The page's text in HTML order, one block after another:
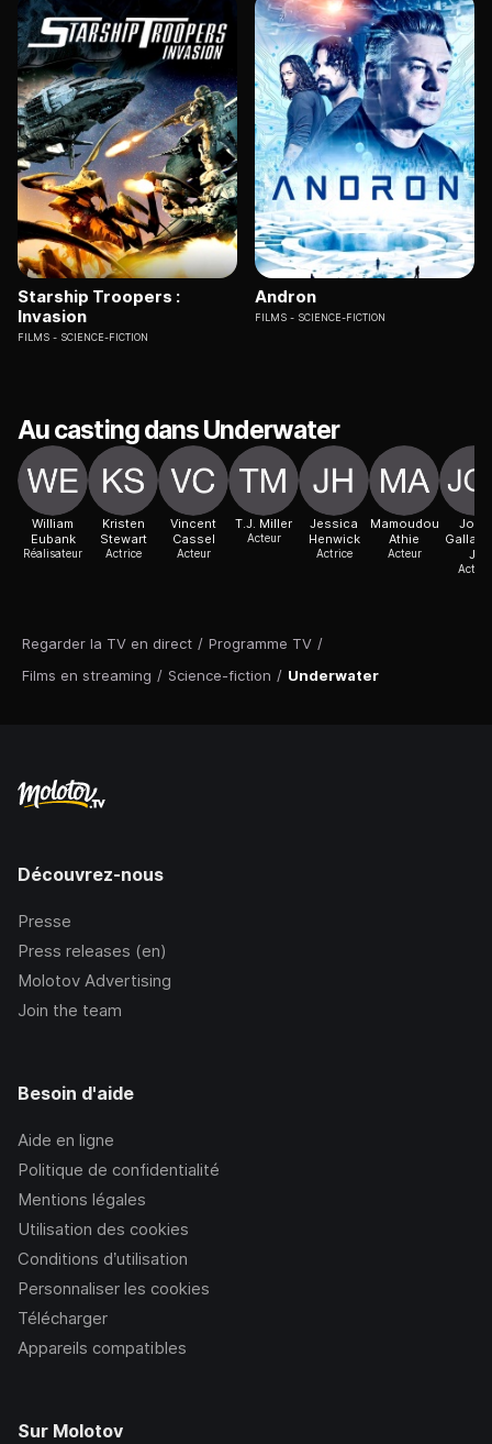
Regarder la TV en direct / Programme TV /
Films en streaming / Science-fiction / Underwater
Starship Troopers :
Invasion
FILMS SCIENCE-FICTION
Andron
FILMS SCIENCE-FICTION
Au casting dans Underwater
William
Eubank
Réalisateur
Kristen
Stewart
Actrice
Vincent
Cassel
Acteur
T.J. Miller
Acteur
Jessica
Henwick
Actrice
Mamoudou
Athie
Acteur
John
Jr
Acteur
Découvrez-nous
Presse
Press releases (en)
Molotov Advertising
Join the team
Besoin d'aide
Aide en ligne
Politique de confidentialité
Mentions légales
Utilisation des cookies
Conditions d’utilisation
Personnaliser les cookies
Télécharger
Appareils compatibles
Sur Molotov